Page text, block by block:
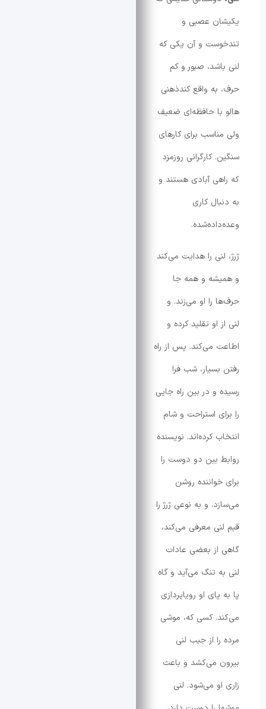
عصبی و
و آن یکی که
صبور و کم
واقع کندذهنی
حافظه‌ای ضعیف
برای کارهای
روزمزد
آبادی هستند و
را هدایت می‌کند
و همه جا
او می‌زند. و
تقلید کرده و
می‌کند. پس از راه
شب فرا
در بین راه جایی
استراحت و شام
کرده‌اند. نویسنده
بین دو دوست را
روشن
و به نوعی ژرژ را
معرفی می‌کند،
بعضی عادات
تنگ می‌آید و گاه
او رویاپردازی
کسی که، موشی
از جیب لنی
می‌کشد و باعث
می‌شود. لنی